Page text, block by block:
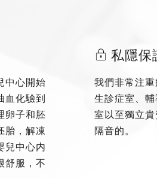
中心開始
血化驗到
卵子和胚
胎，解凍
兒中心内
舒服，不
私隱保
我們非常注
生診症室、
室以至獨立
隔音的。